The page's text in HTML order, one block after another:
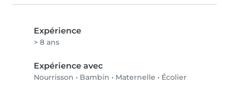
Expérience
> 8 ans
Expérience avec
Nourrisson • Bambin • Maternelle • Écolier